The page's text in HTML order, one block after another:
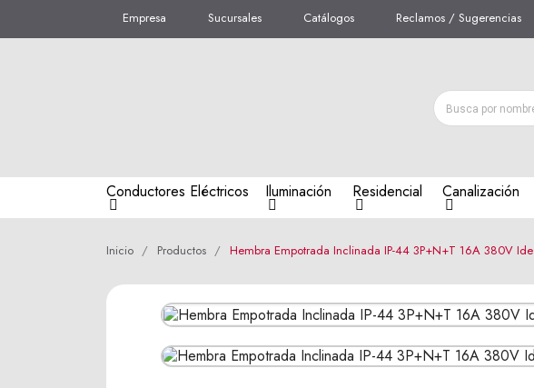
Empresa Sucursales Catálogos Reclamos / Sugerencias
Conductores Eléctricos Iluminación Residencial Canalización
Inicio Productos Hembra Empotrada Inclinada IP-44 3P+N+T 16A 380V Ide